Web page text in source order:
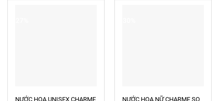
NƯỚC HOA UNISEX CHARME
NƯỚC HOA NỮ CHARME SO